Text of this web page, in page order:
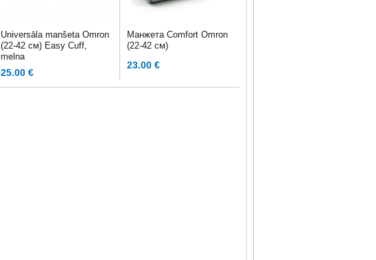
Universāla manšeta Omron
(22-42 см) Easy Cuff,
melna
25.00 €
Манжета Comfort Omron
(22-42 см)
23.00 €